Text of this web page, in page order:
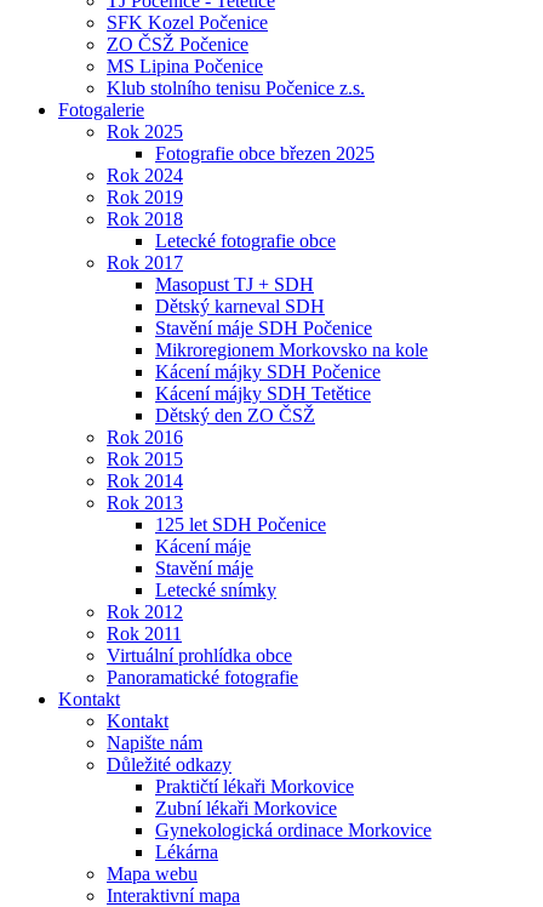
SFK Kozel Počenice
ZO ČSŽ Počenice
MS Lipina Počenice
Klub stolního tenisu Počenice z.s.
Fotogalerie
Rok 2025
Fotografie obce březen 2025
Rok 2024
Rok 2019
Rok 2018
Letecké fotografie obce
Rok 2017
Masopust TJ + SDH
Dětský karneval SDH
Stavění máje SDH Počenice
Mikroregionem Morkovsko na kole
Kácení májky SDH Počenice
Kácení májky SDH Tetětice
Dětský den ZO ČSŽ
Rok 2016
Rok 2015
Rok 2014
Rok 2013
125 let SDH Počenice
Kácení máje
Stavění máje
Letecké snímky
Rok 2012
Rok 2011
Virtuální prohlídka obce
Panoramatické fotografie
Kontakt
Kontakt
Napište nám
Důležité odkazy
Praktičtí lékaři Morkovice
Zubní lékaři Morkovice
Gynekologická ordinace Morkovice
Lékárna
Mapa webu
Interaktivní mapa